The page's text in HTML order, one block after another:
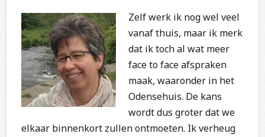
Zelf werk ik nog wel veel
vanaf thuis, maar ik merk
dat ik toch al wat meer
face to face afspraken
maak, waaronder in het
Odensehuis. De kans
wordt dus groter dat we
elkaar binnenkort zullen ontmoeten. Ik verheug